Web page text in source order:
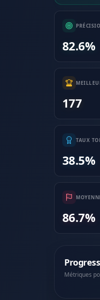
82.6%
177
TAUX
38.5%
86.7%
Métriques